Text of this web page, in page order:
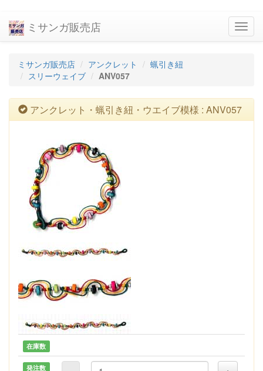
ミサンガ販売店
ミサンガ販売店 アンクレット
蝋引き紐
スリーウェイブ
ANV057
アンクレット・蝋引き紐・ウエイブ模様 : ANV057
在庫数
発注数